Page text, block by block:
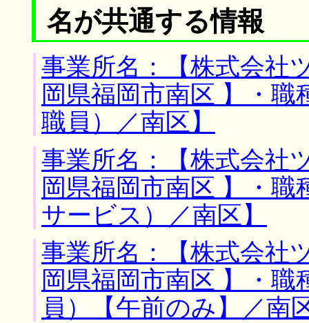
名が共通する情報
事業所名：【株式会
岡県福岡市南区 】・
職員）／南区】
事業所名：【株式会
岡県福岡市南区 】・
サービス）／南区】
事業所名：【株式会
岡県福岡市南区 】・
員）【午前のみ】／南